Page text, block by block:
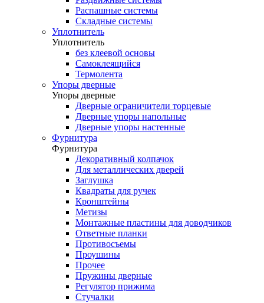
Распашные системы
Складные системы
Уплотнитель
Уплотнитель
без клеевой основы
Самоклеящийся
Термолента
Упоры дверные
Упоры дверные
Дверные ограничители торцевые
Дверные упоры напольные
Дверные упоры настенные
Фурнитура
Фурнитура
Декоративный колпачок
Для металлических дверей
Заглушка
Квадраты для ручек
Кронштейны
Метизы
Монтажные пластины для доводчиков
Ответные планки
Противосъемы
Проушины
Прочее
Пружины дверные
Регулятор прижима
Стучалки